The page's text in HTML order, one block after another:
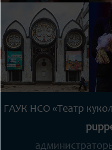
ГАУК НСО «Театр